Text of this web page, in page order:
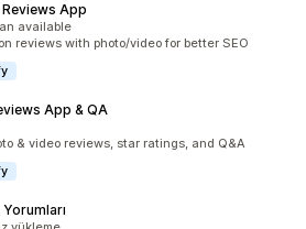
App
available
reviews with photo/video for better SEO
App & QA
& video reviews, star ratings, and Q&A